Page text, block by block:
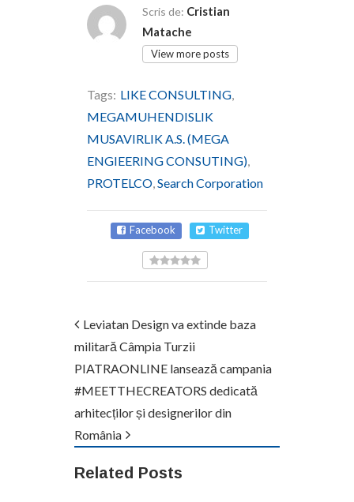
Scris de: Cristian
Matache
View more posts
Tags: LIKE CONSULTING,
MEGAMUHENDISLIK
MUSAVIRLIK A.S. (MEGA
ENGIEERING CONSUTING),
PROTELCO,Search Corporation
Facebook Twitter
Leviatan Design va extinde baza
militară Câmpia Turzii
PIATRAONLINE lansează campania
#MEETTHECREATORS dedicată
arhitecților și designerilor din
România
Related Posts